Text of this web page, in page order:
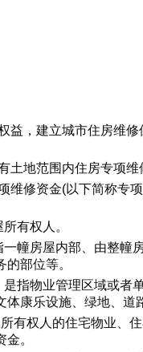
益，建立城市住房维
土地范围内住房专项
维修资金(以下简称专
有权人。
幢房屋内部、由整幢
部位等。
指物业管理区域或者
体康乐设施、绿地、
有权人的住宅物业、
金。